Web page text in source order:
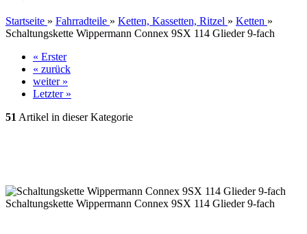
Startseite » Fahrradteile » Ketten, Kassetten, Ritzel » Ketten »
Schaltungskette Wippermann Connex 9SX 114 Glieder 9-fach
« Erster
« zurück
weiter »
Letzter »
51 Artikel in dieser Kategorie
Schaltungskette Wippermann Connex 9SX 114 Glieder 9-fach